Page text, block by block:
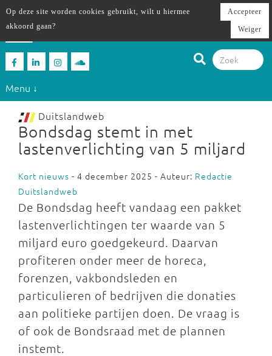
Menu ↓
Duitslandweb
Bondsdag stemt in met
lastenverlichting van 5 miljard
Kort nieuws - 4 december 2025 - Auteur: Redactie
Duitslandweb
De Bondsdag heeft vandaag een pakket
lastenverlichtingen ter waarde van 5
miljard euro goedgekeurd. Daarvan
profiteren onder meer de horeca,
forenzen, vakbondsleden en
particulieren of bedrijven die donaties
aan politieke partijen doen. De vraag is
of ook de Bondsraad met de plannen
instemt.
Op deze site worden cookies gebruikt, wilt u hiermee
akkoord gaan?
Accepteer
Weiger